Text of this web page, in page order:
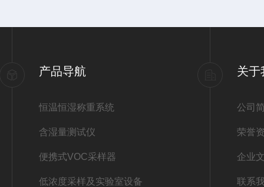
产品导航
恒温恒湿称重系统
含湿量测试仪
便携式VOC采样器
低浓度采样及实验室设备
关于
公司
荣誉
企业
联系